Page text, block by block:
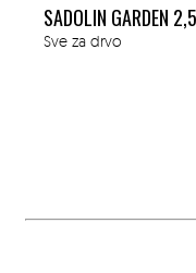
SADOLIN GARDEN
Sve za drvo